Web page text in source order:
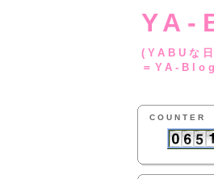
YA-
＝YA-
COUNTER